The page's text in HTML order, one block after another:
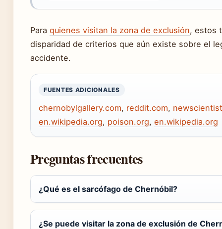
Para quienes visitan la zona de exclusión, estos
disparidad de criterios que aún existe sobre el
accidente.
FUENTES ADICIONALES
chernobylgallery.com, reddit.com,
en.wikipedia.org, poison.org, en.wikipedia.org
Preguntas frecuentes
¿Qué es el sarcófago de Chernóbil?
¿Se puede visitar la zona de exclusión de